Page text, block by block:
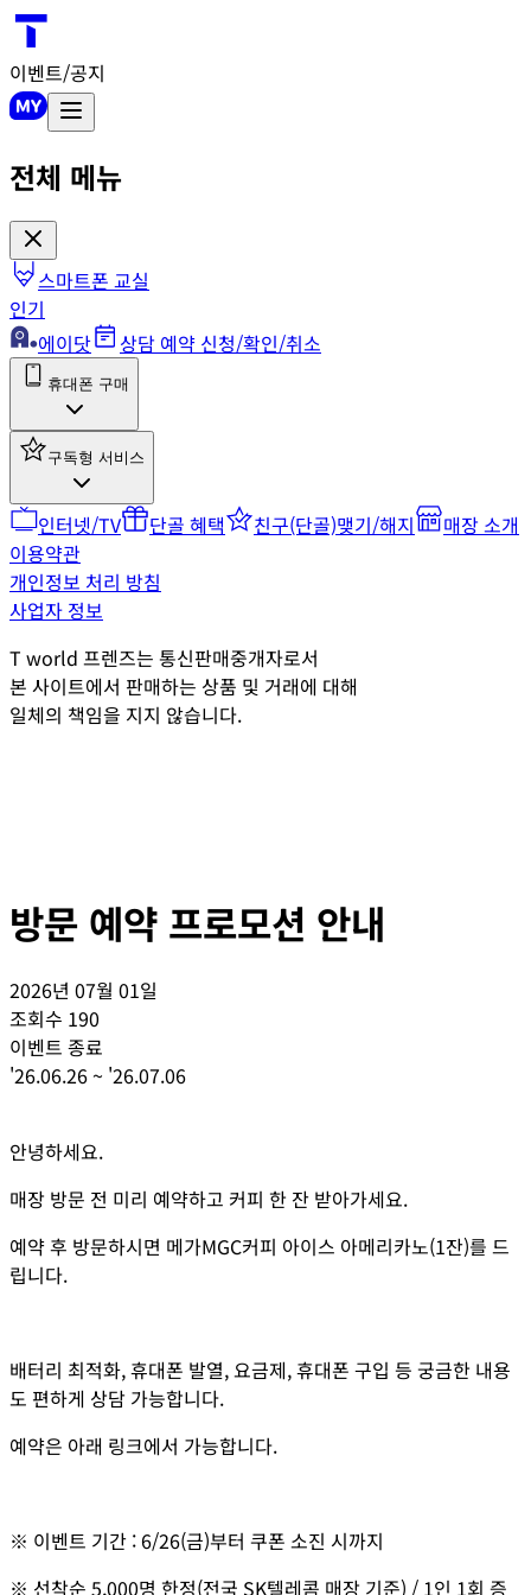
이벤트/공지
전체 메뉴
스마트폰 교실
인기
에이닷
상담 예약 신청/확인/취소
휴대폰 구매
구독형 서비스
인터넷/TV 단골 혜택 친구(단골)맺기/해지
매장 소개
이용약관
개인정보 처리 방침
사업자 정보
T world 프렌즈는 통신판매중개자로서
본 사이트에서 판매하는 상품 및 거래에 대해
일체의 책임을 지지 않습니다.
방문 예약 프로모션 안내
2026년 07월 01일
조회수 190
이벤트 종료
'26.06.26~ '26.07.06
안녕하세요.
매장 방문 전 미리 예약하고 커피 한 잔 받아가세요.
예약 후 방문하시면 메가MGC커피 아이스 아메리카노(1잔)를 드
립니다.
배터리 최적화, 휴대폰 발열, 요금제, 휴대폰 구입 등 궁금한 내용
도 편하게 상담 가능합니다.
예약은 아래 링크에서 가능합니다.
※ 이벤트 기간 : 6/26(금)부터 쿠폰 소진 시까지
※ 선착순 5,000명 한정(전국 SK텔레콤 매장 기준) / 1인 1회 증